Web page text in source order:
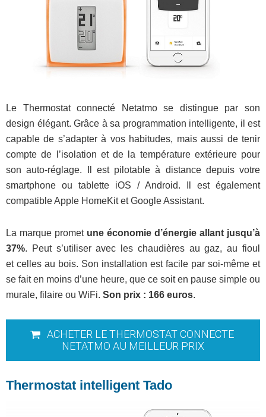
Le Thermostat connecté Netatmo se distingue par son
design élégant. Grâce à sa programmation intelligente, il est
capable de s’adapter à vos habitudes, mais aussi de tenir
compte de l’isolation et de la température extérieure pour
son auto-réglage. Il est pilotable à distance depuis votre
smartphone ou tablette iOS / Android. Il est également
compatible Apple HomeKit et Google Assistant.
La marque promet une économie d’énergie allant jusqu’à
37%. Peut s’utiliser avec les chaudières au gaz, au fioul
et celles au bois. Son installation est facile par soi-même et
se fait en moins d’une heure, que ce soit en pause simple ou
murale, filaire ou WiFi. Son prix : 166 euros.
ACHETER LE THERMOSTAT CONNECTE
NETATMO AU MEILLEUR PRIX
Thermostat intelligent Tado